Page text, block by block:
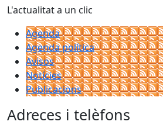
L'actualitat a un clic
Agenda
Agenda política
Avisos
Notícies
Publicacions
Adreces i telèfons